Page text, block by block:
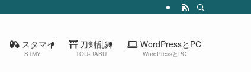
スタマイ
STMY
刀剣乱舞
TOU-RABU
WordPressとPC
WordPressとPC